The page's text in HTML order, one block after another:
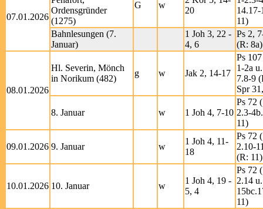
07.01.2026
Ordensgründer
(1275)
G w
20
14.17-
11)
Bahnlesungen (7.
Januar)
1 Joh 3, 22 -
4, 6
Ps 2,
(R: 8a)
08.01.2026
Hl. Severin, Mönch
in Norikum (482)
g w Jak 2, 14-17
Ps
1-2a
7.8-9
Spr
8. Januar w 1 Joh 4, 7-10
Ps 72
2.3-
11)
09.01.2026 9. Januar w
1 Joh 4, 11-
18
Ps 72
2.10-
(R: 11)
10.01.2026 10. Januar w
1 Joh 4, 19 -
5, 4
Ps 72
2.14 u.
11)